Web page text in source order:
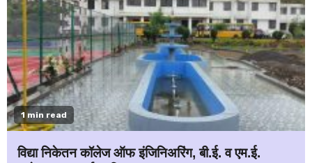
1 min read
विद्या निकेतन कॉलेज ऑफ इंजिनिअरिंग, बी.ई. व एम.ई.